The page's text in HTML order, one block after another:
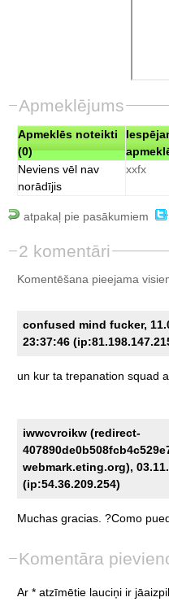
Apmeklējums
Apmeklēs noteikti
(0)
Neviens vēl nav
norādījis
xxfx
atpakaļ pie pasākumiem
2 komentāri
Komentēšana pieejama
confused mind fucker,
23:37:46
un kur ta trepanation squad
iwwcvroikw (redirect-
webmark.eting.org),
(ip:54.36.209.254)
Muchas gracias. ?Como
Komentāra
Ar * atzīmētie lauciņi ir